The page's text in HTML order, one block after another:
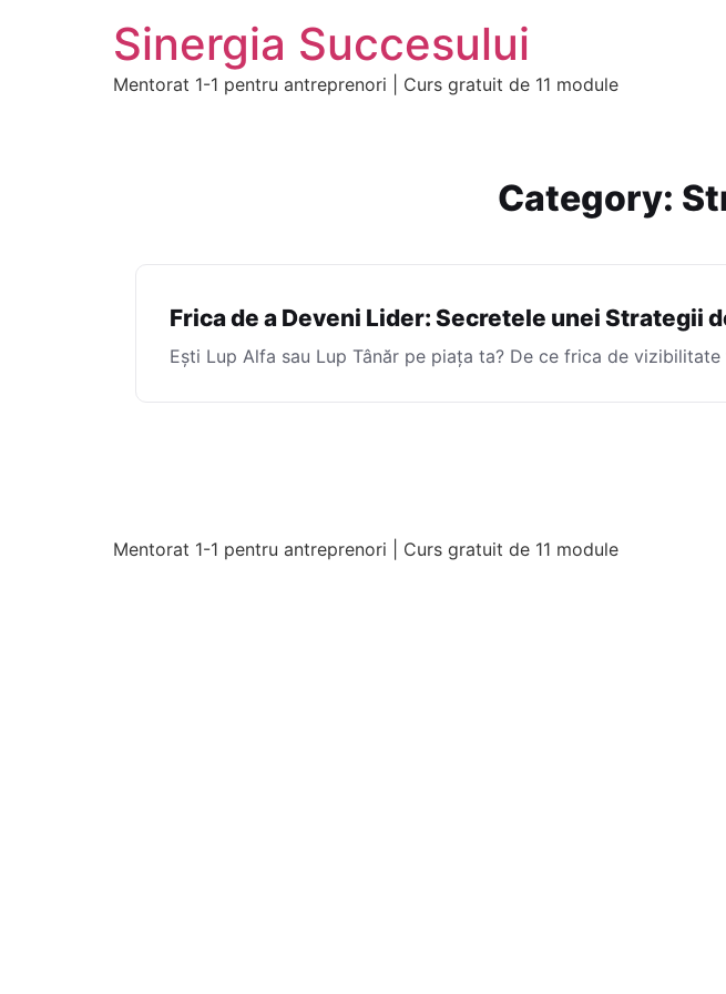
Sinergia Succesului
Mentorat 1-1 pentru antreprenori | Curs gratuit de 11 module
Category:
Frica de a Deveni Lider: Secretele unei Strategii
Ești Lup Alfa sau Lup Tânăr pe piața ta? De ce frica de
Mentorat 1-1 pentru antreprenori | Curs gratuit de 11 module